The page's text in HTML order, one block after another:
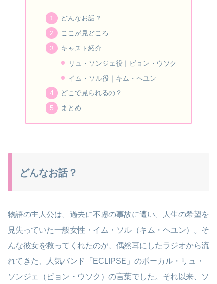
どんなお話？
ここが見どころ
キャスト紹介
リュ・ソンジェ役｜ビョン・ウソク
イム・ソル役｜キム・ヘユン
どこで見られるの？
まとめ
どんなお話？
物語の主人公は、過去に不慮の事故に遭い、人生の希望を
見失っていた一般女性・イム・ソル（キム・ヘユン）。そ
んな彼女を救ってくれたのが、偶然耳にしたラジオから流
れてきた、人気バンド「ECLIPSE」のボーカル・リュ・
ソンジェ（ビョン・ウソク）の言葉でした。それ以来、ソ